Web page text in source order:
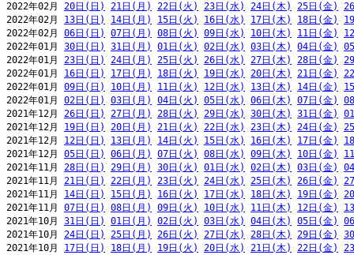
2022年02月 20日(日) 21日(月) 22日(火) 23日(水) 24日(木) 25日(金)
2022年02月 13日(日) 14日(月) 15日(火) 16日(水) 17日(木) 18日(金)
2022年02月 06日(日) 07日(月) 08日(火) 09日(水) 10日(木) 11日(金)
2022年01月 30日(日) 31日(月) 01日(火) 02日(水) 03日(木) 04日(金)
2022年01月 23日(日) 24日(月) 25日(火) 26日(水) 27日(木) 28日(金)
2022年01月 16日(日) 17日(月) 18日(火) 19日(水) 20日(木) 21日(金)
2022年01月 09日(日) 10日(月) 11日(火) 12日(水) 13日(木) 14日(金)
2022年01月 02日(日) 03日(月) 04日(火) 05日(水) 06日(木) 07日(金)
2021年12月 26日(日) 27日(月) 28日(火) 29日(水) 30日(木) 31日(金)
2021年12月 19日(日) 20日(月) 21日(火) 22日(水) 23日(木) 24日(金)
2021年12月 12日(日) 13日(月) 14日(火) 15日(水) 16日(木) 17日(金)
2021年12月 05日(日) 06日(月) 07日(火) 08日(水) 09日(木) 10日(金)
2021年11月 28日(日) 29日(月) 30日(火) 01日(水) 02日(木) 03日(金)
2021年11月 21日(日) 22日(月) 23日(火) 24日(水) 25日(木) 26日(金)
2021年11月 14日(日) 15日(月) 16日(火) 17日(水) 18日(木) 19日(金)
2021年11月 07日(日) 08日(月) 09日(火) 10日(水) 11日(木) 12日(金)
2021年10月 31日(日) 01日(月) 02日(火) 03日(水) 04日(木) 05日(金)
2021年10月 24日(日) 25日(月) 26日(火) 27日(水) 28日(木) 29日(金)
2021年10月 17日(日) 18日(月) 19日(火) 20日(水) 21日(木) 22日(金)